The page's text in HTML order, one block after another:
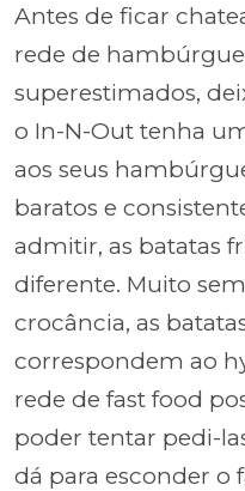
Antes de ficar
rede de
superestimados,
o In-N-Out tenha
aos seus
baratos e
admitir, as batatas
diferente. Muito
crocância, as
correspondem ao
rede de fast food
poder tentar pedi-
dá para esconder o